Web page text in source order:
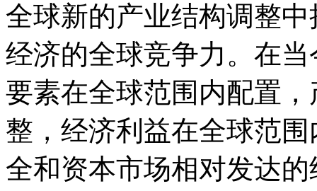
全球新的产业结构调整
经济的全球竞争力。在
要素在全球范围内配置
整，经济利益在全球范
全和资本市场相对发达